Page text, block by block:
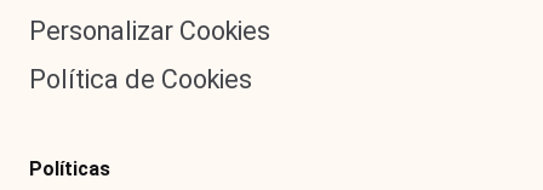
Personalizar Cookies
Política de Cookies
Políticas